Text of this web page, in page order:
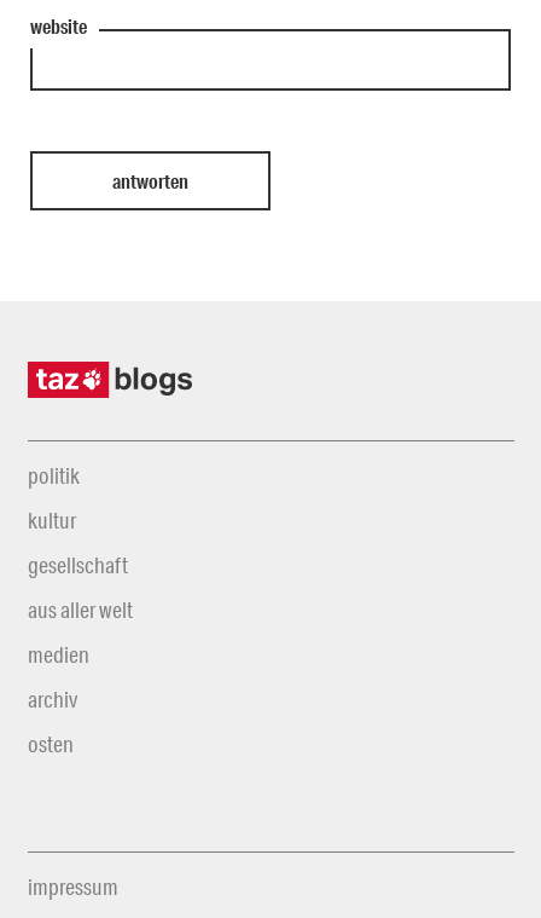
website
politik
kultur
gesellschaft
aus aller welt
medien
archiv
osten
impressum